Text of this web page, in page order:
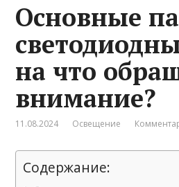
Основные
на что
внимание?
11.08.2024 Освещение
Содержание: